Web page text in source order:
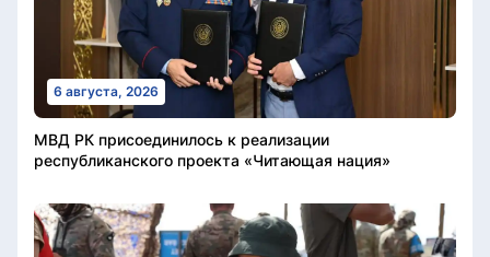
6 августа, 2026
МВД РК присоединилось к реализации
республиканского проекта «Читающая нация»